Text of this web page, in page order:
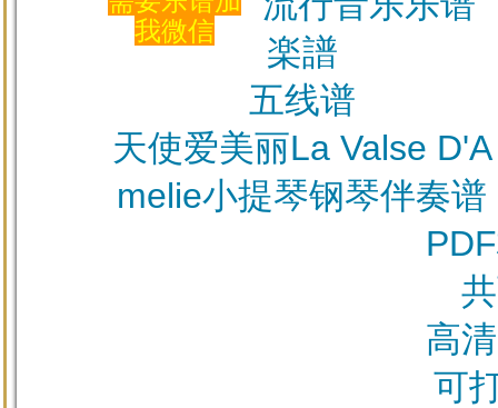
我微信
楽譜
五线谱
天使爱美丽La Valse D'A
melie小提琴钢琴伴奏谱
高
可